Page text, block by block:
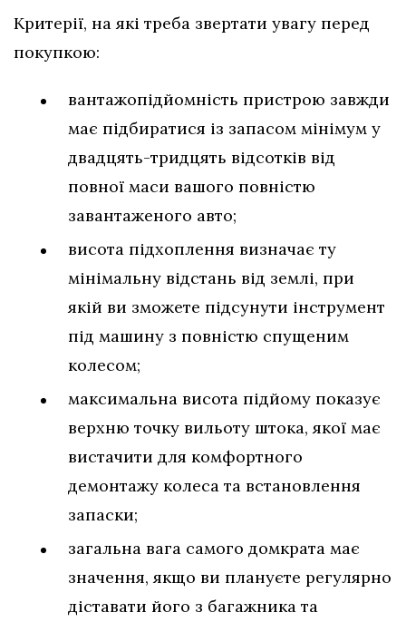
Критерії, на які треба звертати увагу перед
покупкою:
вантажопідйомність пристрою завжди
має підбиратися із запасом мінімум у
двадцять-тридцять відсотків від
повної маси вашого повністю
завантаженого авто;
висота підхоплення визначає ту
мінімальну відстань від землі, при
якій ви зможете підсунути інструмент
під машину з повністю спущеним
колесом;
максимальна висота підйому показує
верхню точку вильоту штока, якої має
вистачити для комфортного
демонтажу колеса та встановлення
запаски;
загальна вага самого домкрата має
значення, якщо ви плануєте регулярно
діставати його з багажника та